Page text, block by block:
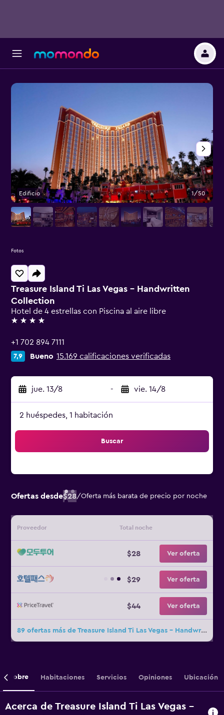
Treasure Island Ti Las Vegas - Handwritten
Collection
Hotel de 4 estrellas con Piscina al aire libre
4 estrellas
+1 702 894 7111
7,9 Bueno 15.169 calificaciones verificadas
jue. 13/8 - vie. 14/8
2 huéspedes, 1 habitación
Buscar
Ofertas desde$28/Oferta más barata de precio por noche
Proveedor Total noche
$28 Ver oferta
$29 Ver oferta
$44 Ver oferta
89 ofertas más de Treasure Island Ti Las Vegas - Handwritten Collection
Edificio 1/50
Fotos
Sobre Habitaciones Servicios Opiniones Ubicación
Acerca de Treasure Island Ti Las Vegas -